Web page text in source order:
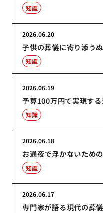
知識
子供の葬儀に寄り添う
2026.06.20
知識
予算100万円で実現す
2026.06.19
知識
お通夜で浮かないため
2026.06.18
知識
専門家が語る現代の葬
2026.06.17